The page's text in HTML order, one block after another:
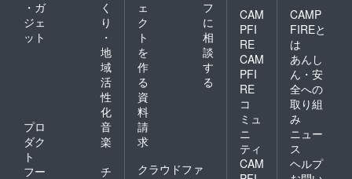
・ガ
ジェ
ット
く
り
・
地
域
活
性
化
プロ
ダク
ト
音
楽
フー
チ
ェ
ク
ト
を
作
る
フ
に
相
談
す
る
資
料
請
求
クラウドファ
CAM
PFI
RE
CAM
PFI
RE
コ
ミュ
ニ
ティ
CAM
CAMP
FIREと
は
あんし
ん・安
全への
取り組
み
ニュー
ス
ヘルプ